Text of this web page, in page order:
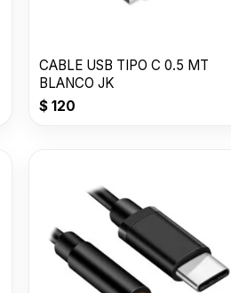
CABLE USB TIPO C 0.5 MT
BLANCO JK
$ 120